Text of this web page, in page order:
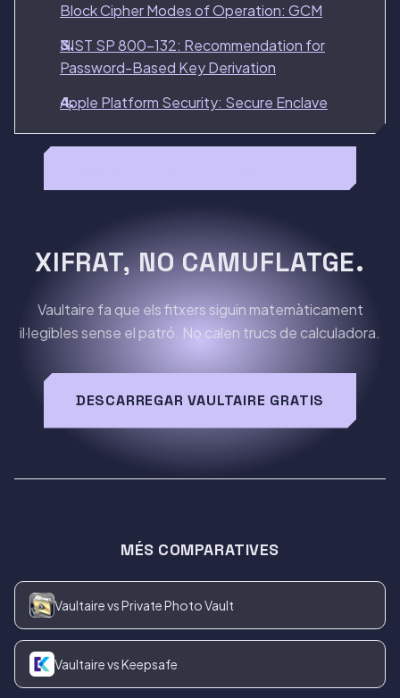
Block Cipher Modes of Operation: GCM
NIST SP 800-132: Recommendation for
Password-Based Key Derivation
Apple Platform Security: Secure Enclave
XIFRAT, NO CAMUFLATGE.
Vaultaire fa que els fitxers siguin matemàticament
il·legibles sense el patró. No calen trucs de calculadora.
DESCARREGAR VAULTAIRE GRATIS
MÉS COMPARATIVES
Vaultaire vs Private Photo Vault
Vaultaire vs Keepsafe